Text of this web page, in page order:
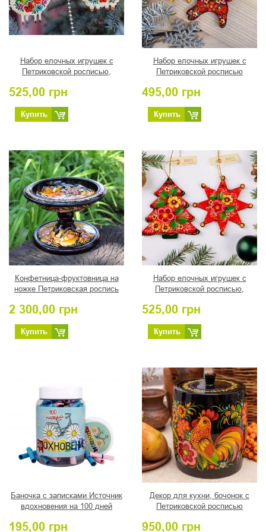
Набор елочных игрушек с
Петриковской росписью,
карамельные
525,00 грн
Купить
Набор елочных игрушек с
Петриковской росписью
495,00 грн
Купить
Конфетница-фруктовница на
ножке Петриковская роспись
2 300,00 грн
Купить
Набор елочных игрушек с
Петриковской росписью,
звезда"
525,00 грн
Купить
Баночка с записками Источник
вдохновения на 100 дней
195,00 грн
Декор для кухни, бочонок с
Петриковской росписью
950,00 грн